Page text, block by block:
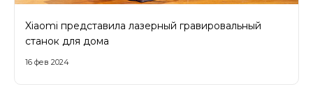
Xiaomi представила лазерный гравировальный
станок для дома
16 фев 2024